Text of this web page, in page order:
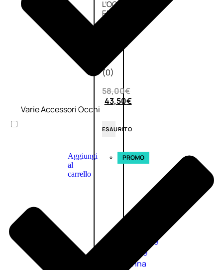
L’OCCITANE
EDT
Valutato
(0)
58,00€
43,50€
ESAURITO
Aggiungi
al
carrello
PROMO
Fragranze
Nature
Donna
Varie Accessori Occhi